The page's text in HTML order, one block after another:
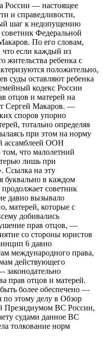
России — настоящее
и справедливости,
шаг к недопущению
Федеральной
По его словам,
что если каждый из
жительства ребенка с
положительно,
суды оставляют ребенка
кодекс России
отцов и матерей на
Сергей Макаров. —
споров упорно
тотально определяя
при этом на норму
ассамблеей ООН
том, что малолетний
лишь при
Ссылка на эту
буквально в каждом
советник
давно вызывало
матерей, которые с
добивались
прав отцов, —
со стороны юристов
6 давно
международного права,
действующего
законодательно
прав отцов и матерей.
более обеспечено —
по этому делу в Обзор
Президиумом ВС России,
судами данное ВС
толкование норм